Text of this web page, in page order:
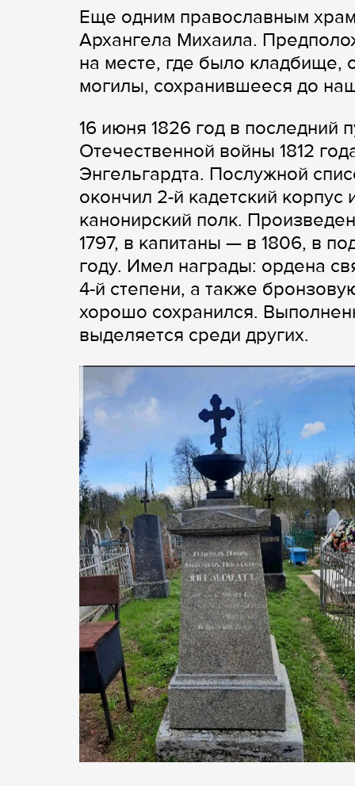
Еще одним православным
Архангела Михаила.
на месте, где было кладбище,
могилы, сохранившееся до
16 июня 1826 год в последний
Отечественной войны 1812
Энгельгардта. Послужной
окончил 2-й кадетский
канонирский полк.
1797, в капитаны — в 1806, в
году. Имел награды: ордена
4-й степени, а также
хорошо сохранился.
выделяется среди других.